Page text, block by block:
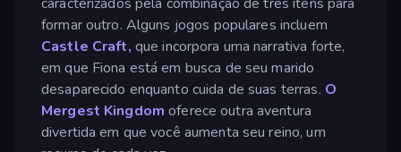
formar outro. Alguns jogos populares incluem
Castle Craft, que incorpora uma narrativa forte,
em que Fiona está em busca de seu marido
desaparecido enquanto cuida de suas terras. O
Mergest Kingdom oferece outra aventura
divertida em que você aumenta seu reino, um